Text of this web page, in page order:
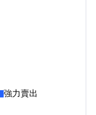
強力賣出